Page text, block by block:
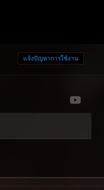
แจ้งปัญหาการใช้งาน